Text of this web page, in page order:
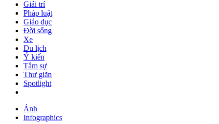
Giải trí
Pháp luật
Giáo dục
Đời sống
Xe
Du lịch
Ý kiến
Tâm sự
Thư giãn
Spotlight
Ảnh
Infographics